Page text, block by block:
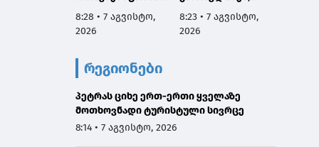
ძაღლების
ჰიპერპოპულაციის
მიმდინარეობას
გაეცნო
8:28 • 7 აგვისტო,
2026
საიდანაც 41 ფაქტი
ხე-ტყის უკანონო
8:23 • 7 აგვისტო,
2026
რეგიონები
პეტრას ციხე ერთ-ერთი ყველაზე
მოთხოვნადი ტურისტული სივრცე
8:14 • 7 აგვისტო, 2026